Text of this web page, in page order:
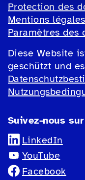
Protection des
Mentions légales
Paramètres des
Diese Website
geschützt und
Suivez-nous
LinkedIn
YouTube
Facebook